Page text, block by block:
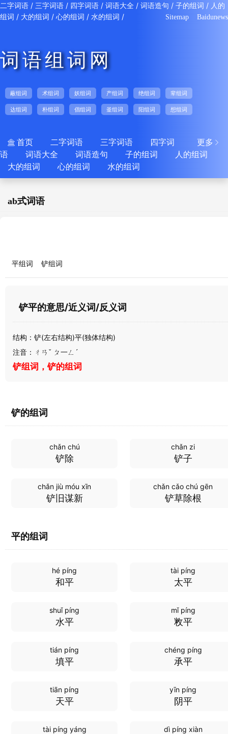
二字词语 / 三字词语 / 四字词语 / 词语大全 / 词语造句 / 子的组词 / 人的
组词 / 大的组词 / 心的组词 / 水的组词 / Sitemap Baidunews
词语组词网
蔽组词 术组词 妖组词 产组词 绝组词 辈组词
达组词 朴组词 倡组词 釜组词 阳组词 想组词
更多 
 首页 二字词语 三字词语
四字词
语
词语大全 词语造句 子的组词
人的组词
大的组词
心的组词 水的组词
ab式词语
平组词 铲组词
铲平的意思/近义词/反义词
结构：铲(左右结构)平(独体结构)
注音：ㄔㄢˇ ㄆ一ㄥˊ
铲组词，铲的组词
铲的组词
chǎn chú
铲除
chǎn zi
铲子
chǎn jiù móu xīn
铲旧谋新
chǎn cǎo chú gēn
铲草除根
平的组词
hé píng
和平
tài píng
太平
shuǐ píng
水平
mǐ píng
敉平
tián píng
填平
chéng píng
承平
tiān píng
天平
yīn píng
阴平
tài píng yáng dì píng xiàn